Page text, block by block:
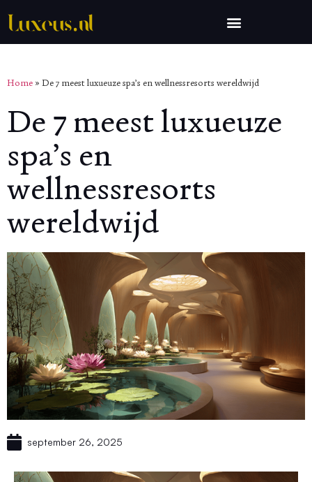
Home » De 7 meest luxueuze spa’s en wellnessresorts wereldwijd
De 7 meest luxueuze
spa’s en
wellnessresorts
wereldwijd
september 26, 2025